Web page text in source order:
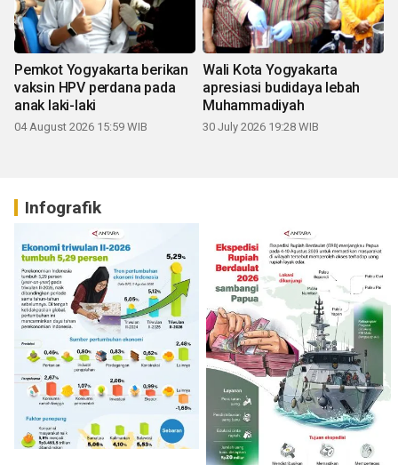
Pemkot Yogyakarta berikan
vaksin HPV perdana pada
anak laki-laki
04 August 2026 15:59 WIB
Wali Kota Yogyakarta
apresiasi budidaya lebah
Muhammadiyah
30 July 2026 19:28 WIB
Infografik